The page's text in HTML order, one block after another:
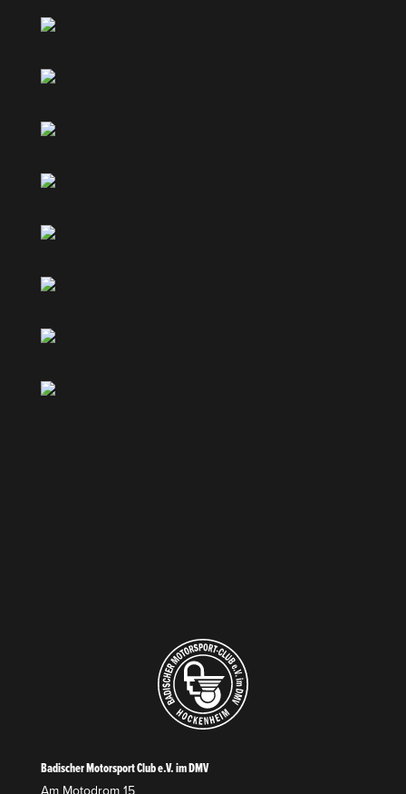
Badischer Motorsport Club e.V. im DMV
Am Motodrom 15